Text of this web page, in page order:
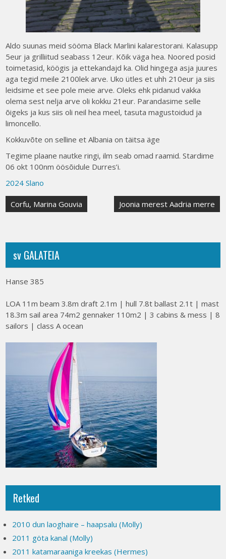
Aldo suunas meid sööma Black Marlini kalarestorani. Kalasupp
5eur ja grilliitud seabass 12eur. Kõik väga hea. Noored posid
toimetasid, köögis ja ettekandajd ka. Olid hingega asja juures
aga tegid meile 2100lek arve. Uko ütles et uhh 210eur ja siis
leidsime et see pole meie arve. Oleks ehk pidanud vakka
olema sest nelja arve oli kokku 21eur. Parandasime selle
õigeks ja kus siis oli neil hea meel, tasuta magustoidud ja
limoncello.
Kokkuvõte on selline et Albania on täitsa äge
Tegime plaane nautke ringi, ilm seab omad raamid. Stardime
06 okt 100nm öösõidule Durres’i.
2024 Slano
Post
Corfu, Marina Gouvia Joonia merest Aadria merre
sv GALATEIA
Hanse 385
LOA 11m beam 3.8m draft 2.1m | hull 7.8t ballast 2.1t | mast
18.3m sail area 74m2 gennaker 110m2 | 3 cabins & mess | 8
sailors | class A ocean
Retked
2010 dun laoghaire – haapsalu (Molly)
2011 göta kanal (Molly)
2011 katamaraaniga kreekas (Hermes)